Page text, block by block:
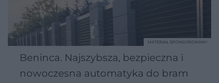
Beninca. Najszybsza, bezpieczna i
nowoczesna automatyka do bram
MATERIAŁ SPONSOROWANY